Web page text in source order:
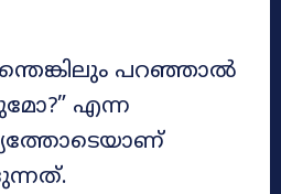
പറഞ്ഞാൽ
എന്ന